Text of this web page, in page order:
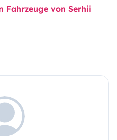
Fahrzeuge von Serhii